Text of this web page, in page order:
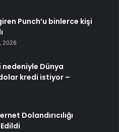
Punch’u binlerce kişi
2026
nedeniyle Dünya
kredi istiyor –
Dolandırıcılığı